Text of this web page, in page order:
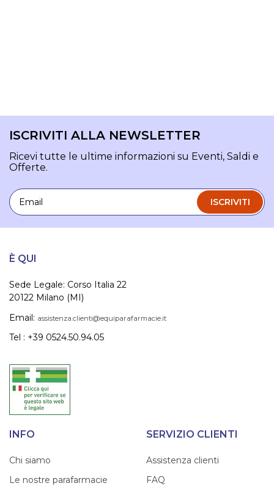
ISCRIVITI ALLA NEWSLETTER
Ricevi tutte le ultime informazioni su Eventi, Saldi e
Offerte.
Email
ISCRIVITI
È QUI
Sede Legale: Corso Italia 22
20122 Milano (MI)
Email: assistenza.clienti@equiparafarmacie.it
Tel : +39 0524.50.94.05
INFO
Chi siamo
Le nostre parafarmacie
SERVIZIO CLIENTI
Assistenza clienti
FAQ